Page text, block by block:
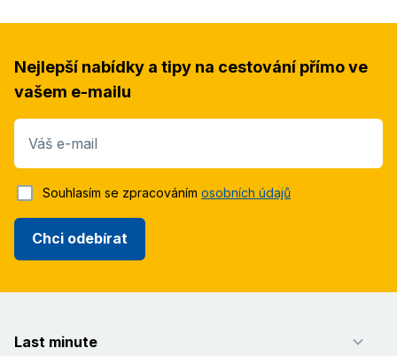
Nejlepší nabídky a tipy na cestování přímo ve
vašem e-mailu
Váš e-mail
Chci odebírat
Souhlasím se zpracováním osobních údajů
Last minute